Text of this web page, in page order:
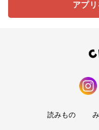
アプ
読みもの